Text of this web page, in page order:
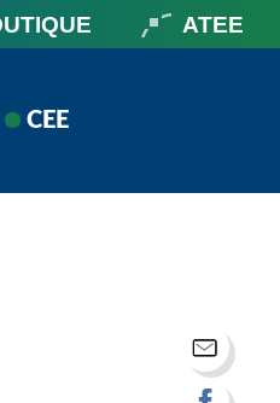
ATEE
CEE